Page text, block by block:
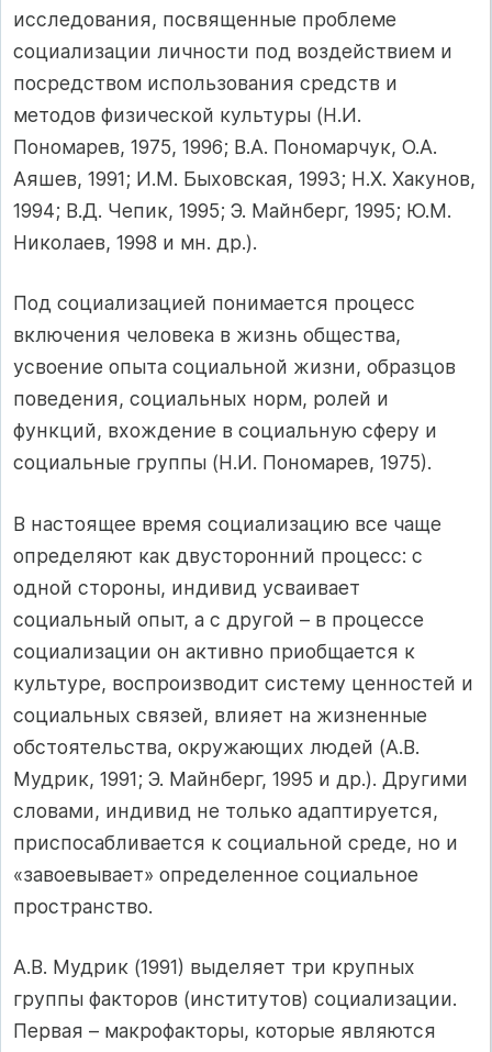
исследования, посвященные проблеме
социализации личности под воздействием и
посредством использования средств и
методов физической культуры (Н.И.
Пономарев, 1975, 1996; В.А. Пономарчук, О.А.
Аяшев, 1991; И.М. Быховская, 1993; Н.Х. Хакунов,
1994; В.Д. Чепик, 1995; Э. Майнберг, 1995; Ю.М.
Николаев, 1998 и мн. др.).
Под социализацией понимается процесс
включения человека в жизнь общества,
усвоение опыта социальной жизни, образцов
поведения, социальных норм, ролей и
функций, вхождение в социальную сферу и
социальные группы (Н.И. Пономарев, 1975).
В настоящее время социализацию все чаще
определяют как двусторонний процесс: с
одной стороны, индивид усваивает
социальный опыт, а с другой – в процессе
социализации он активно приобщается к
культуре, воспроизводит систему ценностей и
социальных связей, влияет на жизненные
обстоятельства, окружающих людей (А.В.
Мудрик, 1991; Э. Майнберг, 1995 и др.). Другими
словами, индивид не только адаптируется,
приспосабливается к социальной среде, но и
«завоевывает» определенное социальное
пространство.
А.В. Мудрик (1991) выделяет три крупных
группы факторов (институтов) социализации.
Первая – макрофакторы, которые являются